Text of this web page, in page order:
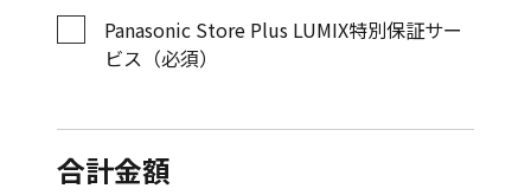
Panasonic Store Plus LUMIX特別保証サー
ビス（必須）
合計金額